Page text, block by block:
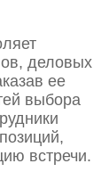
деловых
ее
выбора
встречи.